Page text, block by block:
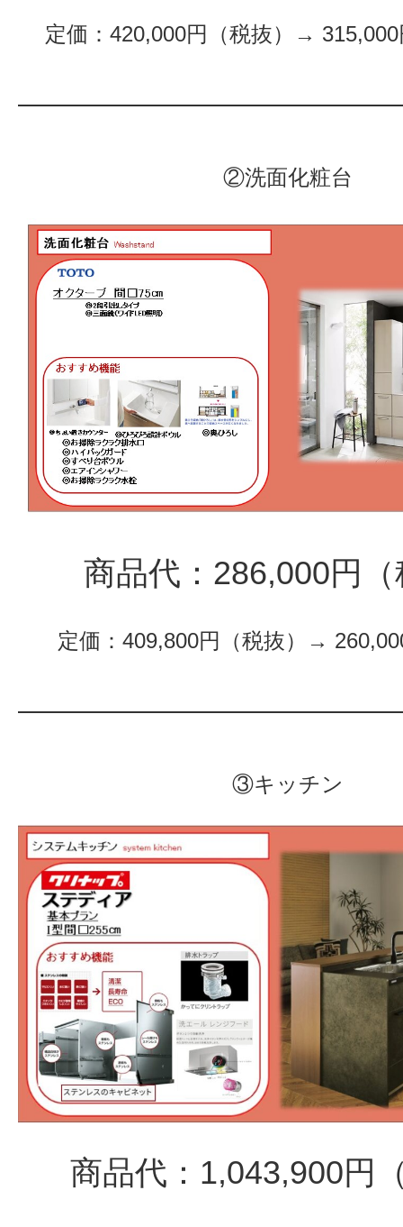
定価：420,000円（税抜）→
②洗面化粧台
商品代：286,000円
定価：409,800円（税抜）→
③キッチン
商品代：1,043,900円